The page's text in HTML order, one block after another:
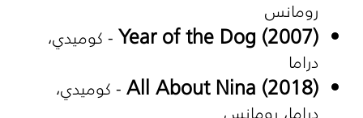
رومانس
Year of the Dog (2007)- كوميدي،
دراما
All About Nina (2018)- كوميدي،